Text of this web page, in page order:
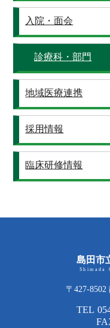
入院・面会
診療科・部門
地域医療連携
採用情報
臨床研修情報
島田市
Shimada
〒427-
TEL